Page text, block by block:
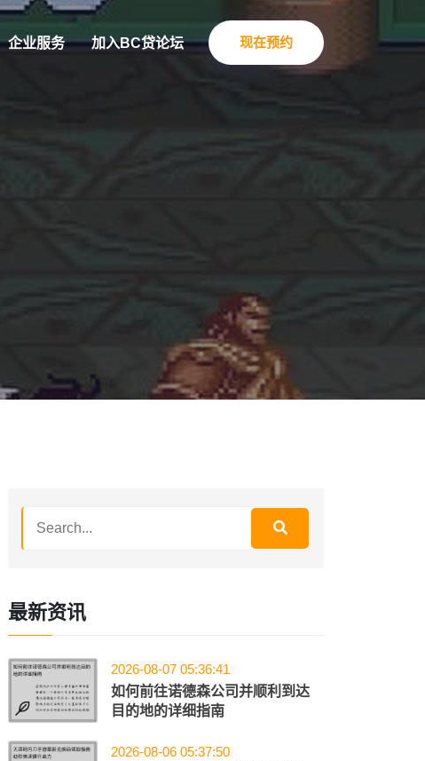
企业服务 加入BC贷论坛 现在预约
最新资讯
2026-08-07 05:36:41
如何前往诺德森公司并顺利到达
目的地的详细指南
2026-08-06 05:37:50